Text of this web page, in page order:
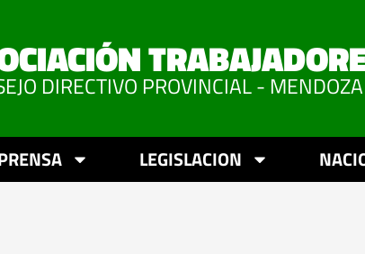
DIRECTIVO PROVINCIAL - MENDOZA
LEGISLACION